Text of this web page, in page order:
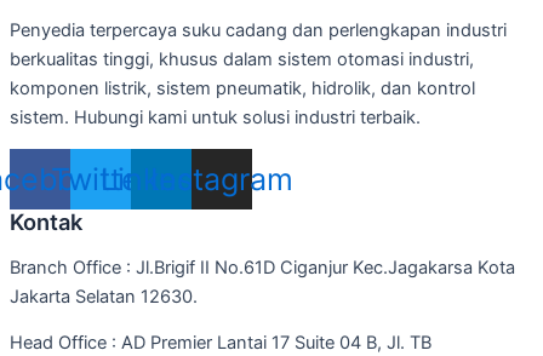
Penyedia terpercaya suku cadang dan perlengkapan industri
berkualitas tinggi, khusus dalam sistem otomasi industri,
komponen listrik, sistem pneumatik, hidrolik, dan kontrol
sistem. Hubungi kami untuk solusi industri terbaik.
TwitterLinkedin
Instagram
Kontak
Branch Office : Jl.Brigif II No.61D Ciganjur Kec.Jagakarsa Kota
Jakarta Selatan 12630.
Head Office : AD Premier Lantai 17 Suite 04 B, Jl. TB